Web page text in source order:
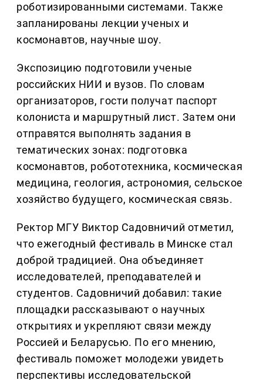
роботизированными системами. Также
запланированы лекции ученых и
космонавтов, научные шоу.
Экспозицию подготовили ученые
российских НИИ и вузов. По словам
организаторов, гости получат паспорт
колониста и маршрутный лист. Затем они
отправятся выполнять задания в
тематических зонах: подготовка
космонавтов, робототехника, космическая
медицина, геология, астрономия, сельское
хозяйство будущего, космическая связь.
Ректор МГУ Виктор Садовничий отметил,
что ежегодный фестиваль в Минске стал
доброй традицией. Она объединяет
исследователей, преподавателей и
студентов. Садовничий добавил: такие
площадки рассказывают о научных
открытиях и укрепляют связи между
Россией и Беларусью. По его мнению,
фестиваль поможет молодежи увидеть
перспективы исследовательской